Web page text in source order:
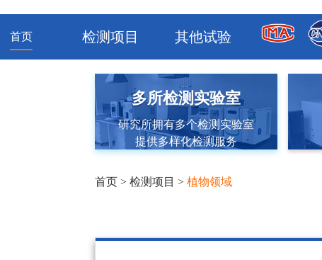
首页 检测项目 其他试验
多所检测实验室
研究所拥有多个检测实验室
提供多样化检测服务
首页 >检测项目 >植物领域